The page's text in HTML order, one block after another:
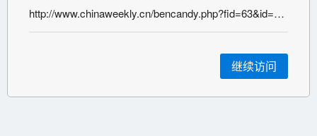
http://www.chinaweekly.cn/bencandy.php?fid=63&id=6042
继续访问